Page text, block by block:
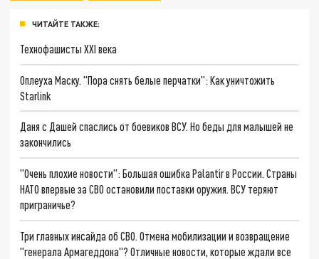
ЧИТАЙТЕ ТАКЖЕ:
Технофашисты XXI века
Оплеуха Маску. "Пора снять белые перчатки": Как уничтожить
Starlink
Даня с Дашей спаслись от боевиков ВСУ. Но беды для малышей не
закончились
"Очень плохие новости": Большая ошибка Palantir в России. Страны
НАТО впервые за СВО остановили поставки оружия. ВСУ теряют
приграничье?
Три главных инсайда об СВО. Отмена мобилизации и возвращение
"генерала Армагеддона"? Отличные новости, которые ждали все